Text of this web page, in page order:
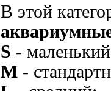
В этой
S -
M -